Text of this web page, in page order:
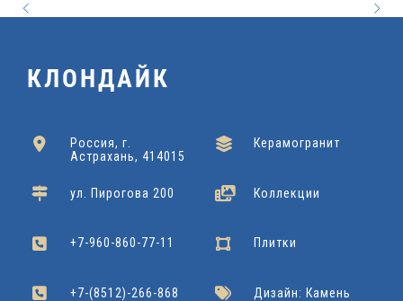
Отличный выбор для кухонь, ванных комнат,
высокому качеству исполнения.
5
6
0
Gracia Ceramica
3
x
6
Azori
Подробнее
0
5
0
Gracia Ceramica
КЛОНДАЙК
Россия, г.
Астрахань, 414015
ул. Пирогова 200
+7-960-860-77-11
+7-(8512)-266-868
Керамогранит
Коллекции
Плитки
Дизайн: Камень